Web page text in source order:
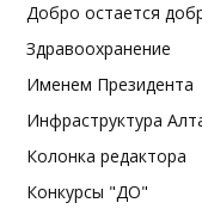
Добро остается
Здравоохранение
Именем Президента
Инфраструктура
Колонка редактора
Конкурсы "ДО"